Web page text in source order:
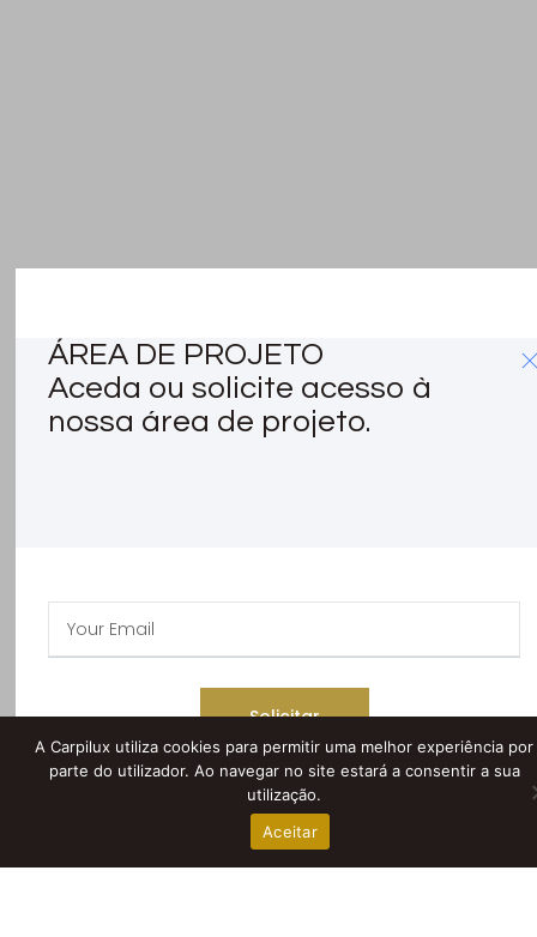
A Carpilux utiliza cookies para permitir uma melhor experiência por
parte do utilizador. Ao navegar no site estará a consentir a sua
utilização.
Aceitar
ÁREA DE PROJETO
Aceda ou solicite acesso à
nossa área de projeto.
Solicitar